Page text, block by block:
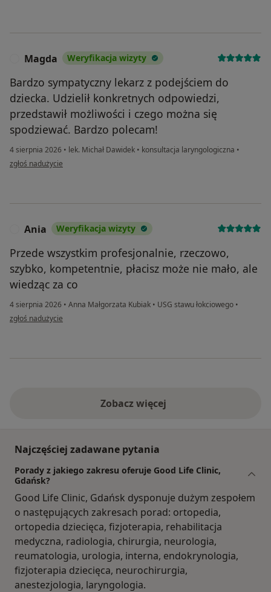
Magda Weryfikacja wizyty
Bardzo sympatyczny lekarz z podejściem do
dziecka. Udzielił konkretnych odpowiedzi,
przedstawił możliwości i czego można się
spodziewać. Bardzo polecam!
4 sierpnia 2026 • lek. Michał Dawidek • konsultacja laryngologiczna •
w opinii użytkownika Magda
zgłoś nadużycie
Ania Weryfikacja wizyty
Przede wszystkim profesjonalnie, rzeczowo,
szybko, kompetentnie, płacisz może nie mało, ale
wiedząc za co
4 sierpnia 2026 • Anna Małgorzata Kubiak • USG stawu łokciowego •
w opinii użytkownika Ania
zgłoś nadużycie
Zobacz więcej
Najczęściej zadawane pytania
Porady z jakiego zakresu oferuje Good Life Clinic,
Gdańsk?
Good Life Clinic, Gdańsk dysponuje dużym zespołem
o następujących zakresach porad: ortopedia,
ortopedia dziecięca, fizjoterapia, rehabilitacja
medyczna, radiologia, chirurgia, neurologia,
reumatologia, urologia, interna, endokrynologia,
fizjoterapia dziecięca, neurochirurgia,
anestezjologia, laryngologia.